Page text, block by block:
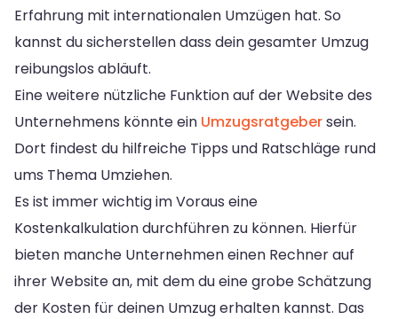
Erfahrung mit internationalen Umzügen hat. So
kannst du sicherstellen dass dein gesamter Umzug
reibungslos abläuft.
Eine weitere nützliche Funktion auf der Website des
Unternehmens könnte ein Umzugsratgebersein.
Dort findest du hilfreiche Tipps und Ratschläge rund
ums Thema Umziehen.
Es ist immer wichtig im Voraus eine
Kostenkalkulation durchführen zu können. Hierfür
bieten manche Unternehmen einen Rechner auf
ihrer Website an, mit dem du eine grobe Schätzung
der Kosten für deinen Umzug erhalten kannst. Das